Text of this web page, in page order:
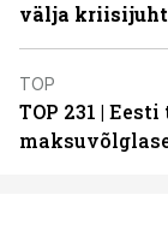
välja
TOP
TOP 231 |